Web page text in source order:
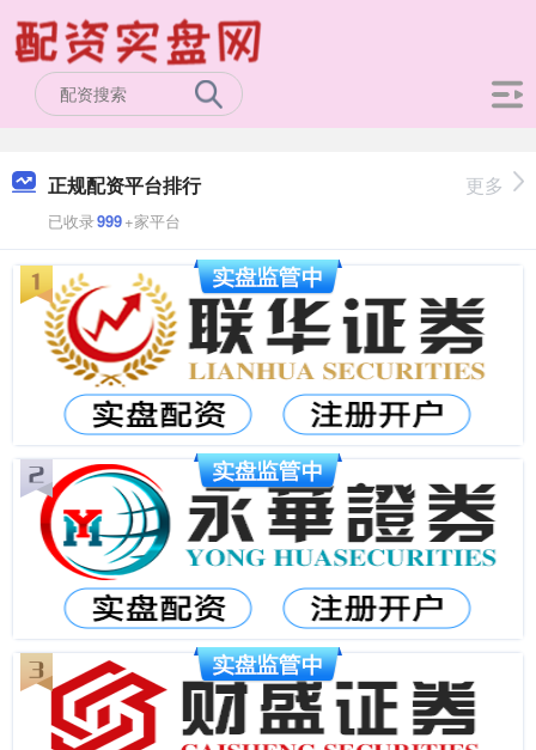
正规配资平台排行
已收录999+家平台
更多